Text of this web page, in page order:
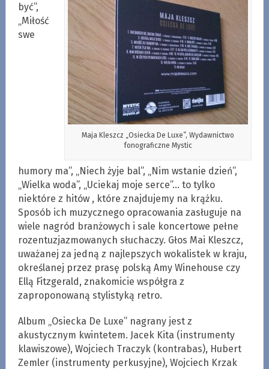
Maja Kleszcz „Osiecka De Luxe”, Wydawnictwo
fonograficzne Mystic
być”,
„Miłość
swe
humory ma”, „Niech żyje bal”, „Nim wstanie dzień”,
„Wielka woda”, „Uciekaj moje serce”… to tylko
niektóre z hitów , które znajdujemy na krążku.
Sposób ich muzycznego opracowania zasługuje na
wiele nagród branżowych i sale koncertowe pełne
rozentuzjazmowanych słuchaczy. Głos Mai Kleszcz,
uważanej za jedną z najlepszych wokalistek w kraju,
określanej przez prasę polską Amy Winehouse czy
Ellą Fitzgerald, znakomicie współgra z
zaproponowaną stylistyką retro.
Album „Osiecka De Luxe” nagrany jest z
akustycznym kwintetem. Jacek Kita (instrumenty
klawiszowe), Wojciech Traczyk (kontrabas), Hubert
Zemler (instrumenty perkusyjne), Wojciech Krzak